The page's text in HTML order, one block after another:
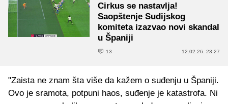
Cirkus se nastavlja!
Saopštenje Sudijskog
komiteta izazvao novi skandal
u Španiji
13 12.02.26. 23:27
"Zaista ne znam šta više da kažem o suđenju u Španiji.
Ovo je sramota, potpuni haos, suđenje je katastrofa. Ni